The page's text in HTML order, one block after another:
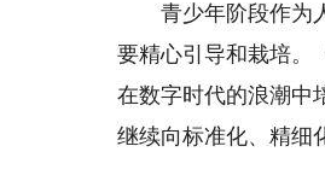
青少年阶段作为人
要精心引导和栽培。
在数字时代的浪潮中
继续向标准化、精细